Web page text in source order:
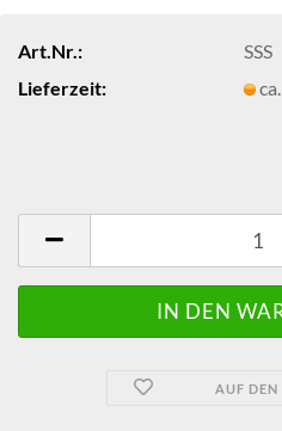
Art.Nr.:
SSS
Lieferzeit:
AUF DEN